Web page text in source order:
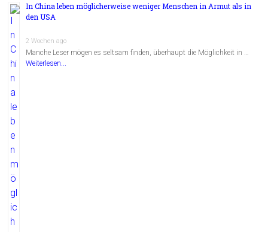
In China leben möglicherweise weniger Menschen in Armut als in
den USA
2 Wochen ago
Manche Leser mögen es seltsam finden, überhaupt die Möglichkeit in …
Weiterlesen...